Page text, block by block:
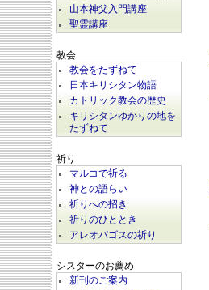
山本神父入門講座
聖霊講座
教会
教会をたずねて
日本キリシタン物語
カトリック教会の歴史
キリシタンゆかりの地を
たずねて
祈り
マルコで祈る
神との語らい
祈りへの招き
祈りのひととき
アレオパゴスの祈り
シスターのお薦め
新刊のご案内